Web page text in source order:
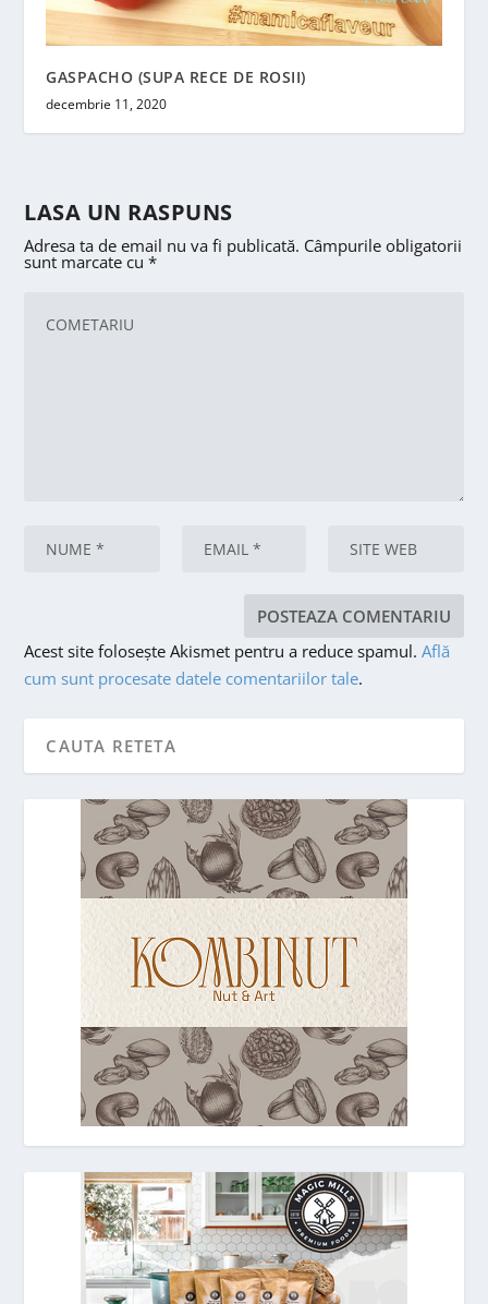
GASPACHO (SUPA RECE DE ROSII)
decembrie 11, 2020
LASA UN RASPUNS
Adresa ta de email nu va fi publicată. Câmpurile obligatorii
sunt marcate cu*
Acest site folosește Akismet pentru a reduce spamul.Află
cum sunt procesate datele comentariilor tale.